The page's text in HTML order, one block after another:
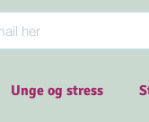
Unge og stress